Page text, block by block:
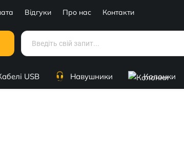
Відгуки Про нас Контакти
USB Навушники Колонки